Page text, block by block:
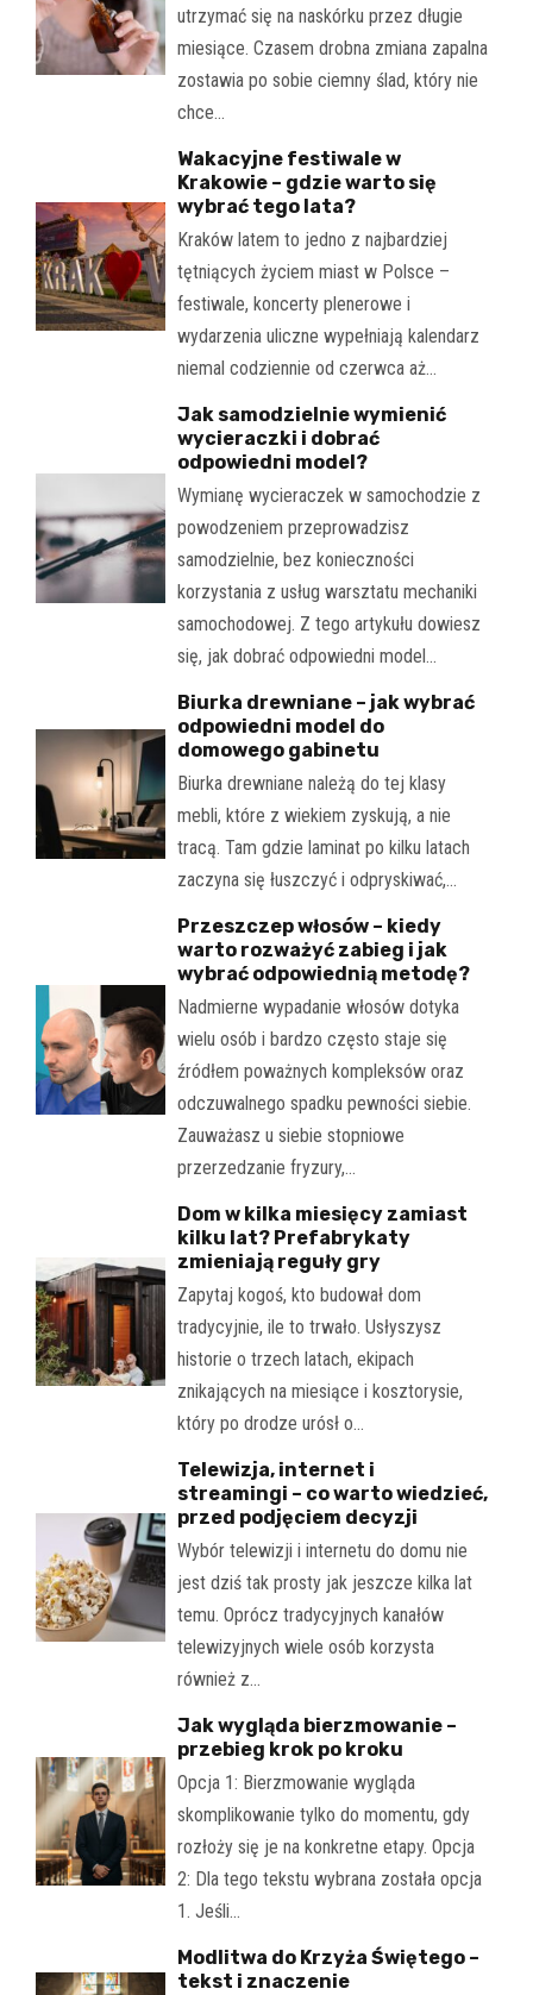
utrzymać się na naskórku przez długie
miesiące. Czasem drobna zmiana zapalna
zostawia po sobie ciemny ślad, który nie
chce…
Wakacyjne festiwale w
Krakowie – gdzie warto się
wybrać tego lata?
Kraków latem to jedno z najbardziej
tętniących życiem miast w Polsce –
festiwale, koncerty plenerowe i
wydarzenia uliczne wypełniają kalendarz
niemal codziennie od czerwca aż…
Jak samodzielnie wymienić
wycieraczki i dobrać
odpowiedni model?
Wymianę wycieraczek w samochodzie z
powodzeniem przeprowadzisz
samodzielnie, bez konieczności
korzystania z usług warsztatu mechaniki
samochodowej. Z tego artykułu dowiesz
się, jak dobrać odpowiedni model…
Biurka drewniane – jak wybrać
odpowiedni model do
domowego gabinetu
Biurka drewniane należą do tej klasy
mebli, które z wiekiem zyskują, a nie
tracą. Tam gdzie laminat po kilku latach
zaczyna się łuszczyć i odpryskiwać,…
Przeszczep włosów – kiedy
warto rozważyć zabieg i jak
wybrać odpowiednią metodę?
Nadmierne wypadanie włosów dotyka
wielu osób i bardzo często staje się
źródłem poważnych kompleksów oraz
odczuwalnego spadku pewności siebie.
Zauważasz u siebie stopniowe
przerzedzanie fryzury,…
Dom w kilka miesięcy zamiast
kilku lat? Prefabrykaty
zmieniają reguły gry
Zapytaj kogoś, kto budował dom
tradycyjnie, ile to trwało. Usłyszysz
historie o trzech latach, ekipach
znikających na miesiące i kosztorysie,
który po drodze urósł o…
Telewizja, internet i
streamingi – co warto wiedzieć,
przed podjęciem decyzji
Wybór telewizji i internetu do domu nie
jest dziś tak prosty jak jeszcze kilka lat
temu. Oprócz tradycyjnych kanałów
telewizyjnych wiele osób korzysta
również z…
Jak wygląda bierzmowanie –
przebieg krok po kroku
Opcja 1: Bierzmowanie wygląda
skomplikowanie tylko do momentu, gdy
rozłoży się je na konkretne etapy. Opcja
2: Dla tego tekstu wybrana została opcja
1. Jeśli…
Modlitwa do Krzyża Świętego –
tekst i znaczenie